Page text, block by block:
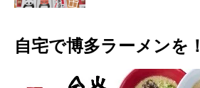
自宅で博多ラーメンを！